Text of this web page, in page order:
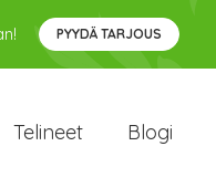
PYYDÄ TARJOUS
Telineet Blogi